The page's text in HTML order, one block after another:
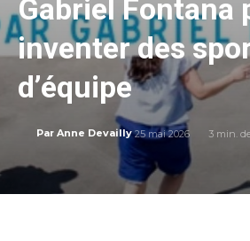
Gabriel Fontana
inventer des
d’équipe
Par Anne Devailly 25 mai 2026 3 min.